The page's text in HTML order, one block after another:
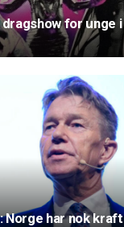
for unge i
Norge har nok kraft